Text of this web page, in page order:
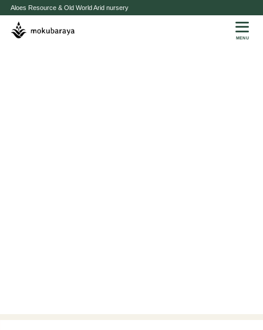
Aloes Resource & Old World Arid nursery
MENU